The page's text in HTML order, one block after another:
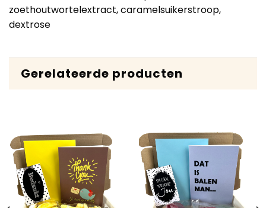
zoethoutwortelextract, caramelsuikerstroop,
dextrose
Gerelateerde producten